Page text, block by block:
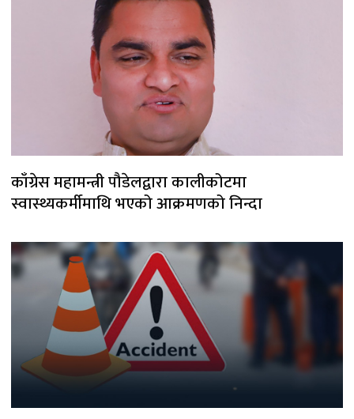
काँग्रेस महामन्त्री पौडेलद्वारा कालीकोटमा
स्वास्थ्यकर्मीमाथि भएको आक्रमणको निन्दा